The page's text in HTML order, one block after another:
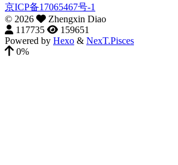
京ICP备17065467号-1
© 2026
Zhengxin Diao
117735
159651
Powered by Hexo & NexT.Pisces
0%